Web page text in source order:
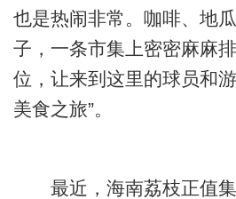
也是热闹非常。咖啡、地
子，一条市集上密密麻麻
位，让来到这里的球员和
美食之旅”。
最近，海南荔枝正值集